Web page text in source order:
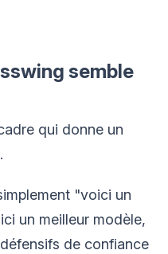
semble
qui donne un
"voici un
un meilleur modèle,
de confiance